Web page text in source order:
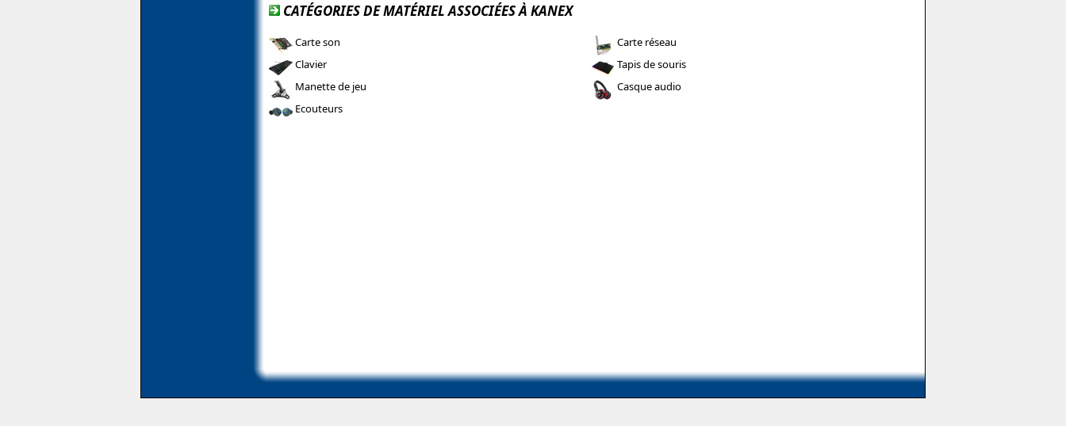
CATÉGORIES DE MATÉRIEL ASSOCIÉES À KANEX
Carte son
Carte réseau
Clavier
Tapis de souris
Manette de jeu
Casque audio
Ecouteurs